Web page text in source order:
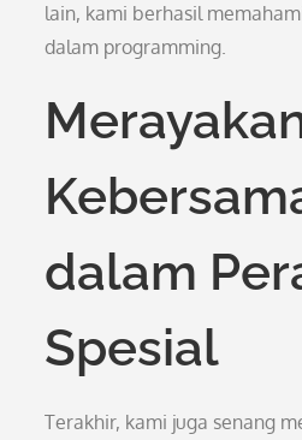
lain, kami berhasil
dalam programming.
dalam
Spesial
Terakhir, kami juga senang